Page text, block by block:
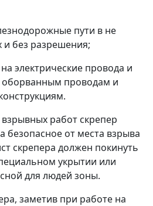
пути в не
и без разрешения;
электрические провода и
оборванным проводам и
работ скрепер
безопасное от места взрыва
скрепера должен покинуть
укрытии или
для людей зоны.
заметив при работе на